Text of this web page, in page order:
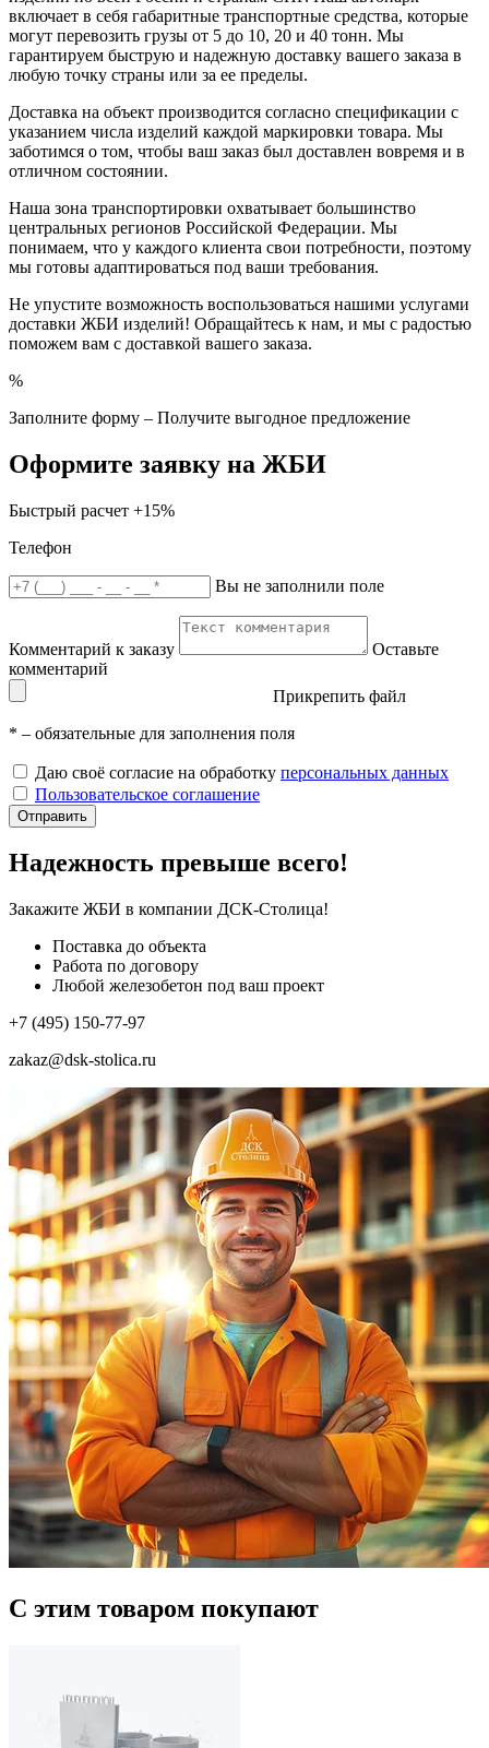
включает в себя габаритные транспортные средства, которые
могут перевозить грузы от 5 до 10, 20 и 40 тонн. Мы
гарантируем быструю и надежную доставку вашего заказа в
любую точку страны или за ее пределы.
Доставка на объект производится согласно спецификации с
указанием числа изделий каждой маркировки товара. Мы
заботимся о том, чтобы ваш заказ был доставлен вовремя и в
отличном состоянии.
Наша зона транспортировки охватывает большинство
центральных регионов Российской Федерации. Мы
понимаем, что у каждого клиента свои потребности, поэтому
мы готовы адаптироваться под ваши требования.
Не упустите возможность воспользоваться нашими услугами
доставки ЖБИ изделий! Обращайтесь к нам, и мы с радостью
поможем вам с доставкой вашего заказа.
%
Заполните форму – Получите выгодное предложение
Оформите заявку на ЖБИ
Быстрый расчет +15%
Телефон
Вы не заполнили поле
Комментарий к заказу
Оставьте
комментарий
Прикрепить файл
* – обязательные для заполнения поля
Даю своё согласие на обработку персональных данных
Пользовательское соглашение
Отправить
Надежность превыше всего!
Закажите ЖБИ в компании ДСК-Столица!
Поставка до объекта
Работа по договору
Любой железобетон под ваш проект
+7 (495) 150-77-97
zakaz@dsk-stolica.ru
С этим товаром покупают